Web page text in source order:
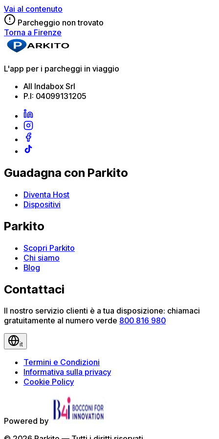
Vai al contenuto
Parcheggio non trovato
Torna a Firenze
L'app per i parcheggi in viaggio
All Indabox Srl
P.I: 04099131205
Guadagna con Parkito
Diventa Host
Dispositivi
Parkito
Scopri Parkito
Chi siamo
Blog
Contattaci
Il nostro servizio clienti è a tua disposizione: chiamaci
gratuitamente al numero verde 800 816 980
it
Termini e Condizioni
Informativa sulla privacy
Cookie Policy
Powered by